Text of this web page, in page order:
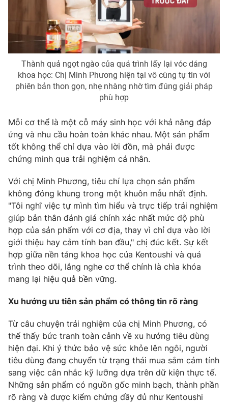
Thành quả ngọt ngào của quá trình lấy lại vóc dáng
khoa học: Chị Minh Phương hiện tại vô cùng tự tin với
phiên bản thon gọn, nhẹ nhàng nhờ tìm đúng giải pháp
phù hợp
Mỗi cơ thể là một cỗ máy sinh học với khả năng đáp
ứng và nhu cầu hoàn toàn khác nhau. Một sản phẩm
tốt không thể chỉ dựa vào lời đồn, mà phải được
chứng minh qua trải nghiệm cá nhân.
Với chị Minh Phương, tiêu chí lựa chọn sản phẩm
không đóng khung trong một khuôn mẫu nhất định.
"Tôi nghĩ việc tự mình tìm hiểu và trực tiếp trải nghiệm
giúp bản thân đánh giá chính xác nhất mức độ phù
hợp của sản phẩm với cơ địa, thay vì chỉ dựa vào lời
giới thiệu hay cảm tính ban đầu," chị đúc kết. Sự kết
hợp giữa nền tảng khoa học của Kentoushi và quá
trình theo dõi, lắng nghe cơ thể chính là chìa khóa
mang lại hiệu quả bền vững.
Xu hướng ưu tiên sản phẩm có thông tin rõ ràng
Từ câu chuyện trải nghiệm của chị Minh Phương, có
thể thấy bức tranh toàn cảnh về xu hướng tiêu dùng
hiện đại. Khi ý thức bảo vệ sức khỏe lên ngôi, người
tiêu dùng đang chuyển từ trạng thái mua sắm cảm tính
sang việc cân nhắc kỹ lưỡng dựa trên dữ kiện thực tế.
Những sản phẩm có nguồn gốc minh bạch, thành phần
rõ ràng và được kiểm chứng đầy đủ như Kentoushi